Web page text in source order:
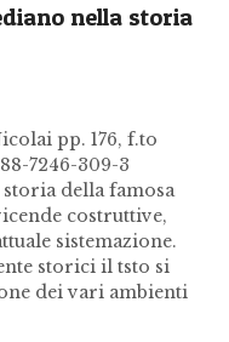
nella storia
pp. 176, f.to
7246-309-3
della famosa
costruttive,
sistemazione.
storici il tsto si
dei vari ambienti